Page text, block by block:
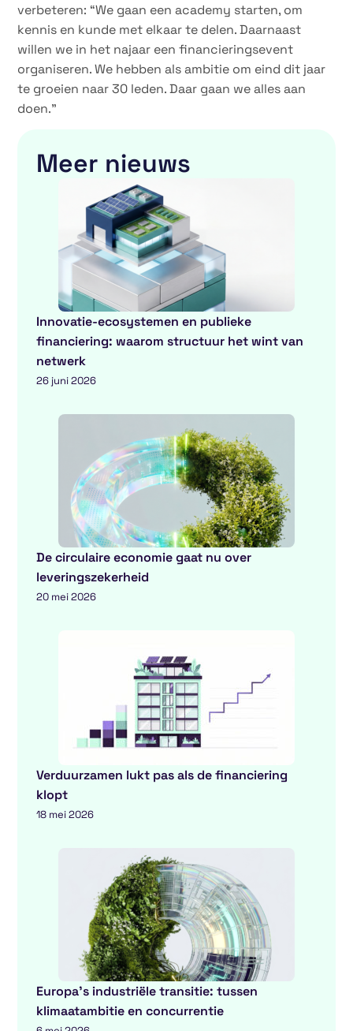
verbeteren: “We gaan een academy starten, om
kennis en kunde met elkaar te delen. Daarnaast
willen we in het najaar een financieringsevent
organiseren. We hebben als ambitie om eind dit jaar
te groeien naar 30 leden. Daar gaan we alles aan
doen.”
Meer nieuws
Innovatie-ecosystemen en publieke
financiering: waarom structuur het wint van
netwerk
26 juni 2026
De circulaire economie gaat nu over
leveringszekerheid
20 mei 2026
Verduurzamen lukt pas als de financiering
klopt
18 mei 2026
Europa’s industriële transitie: tussen
klimaatambitie en concurrentie